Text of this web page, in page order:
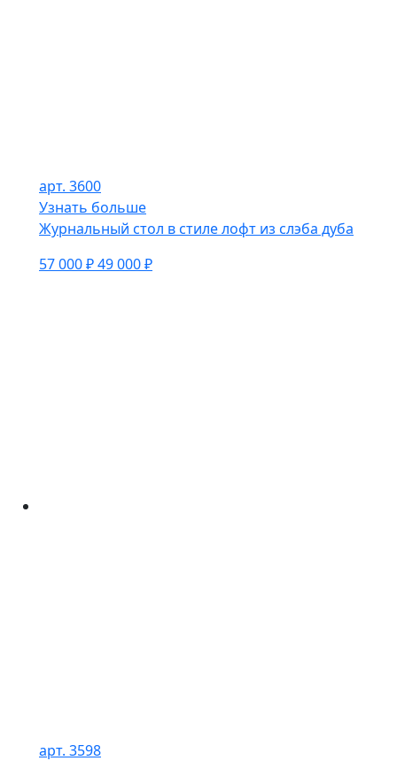
арт. 3600
Узнать больше
Журнальный стол в стиле лофт из слэба дуба
57 000 ₽49 000 ₽
арт. 3598